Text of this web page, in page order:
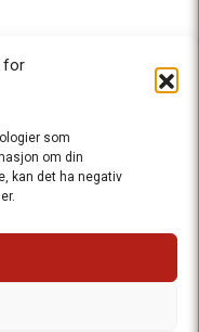
for
som
om din
kan det ha negativ
Wiik |
Vika, 0110 Oslo.